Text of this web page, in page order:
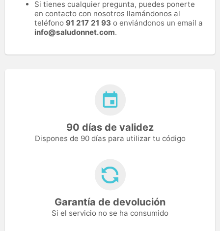
Si tienes cualquier pregunta, puedes ponerte
en contacto con nosotros llamándonos al
teléfono 91 217 21 93 o enviándonos un email a
info@saludonnet.com.
90 días de validez
Dispones de 90 días para utilizar tu código
Garantía de devolución
Si el servicio no se ha consumido